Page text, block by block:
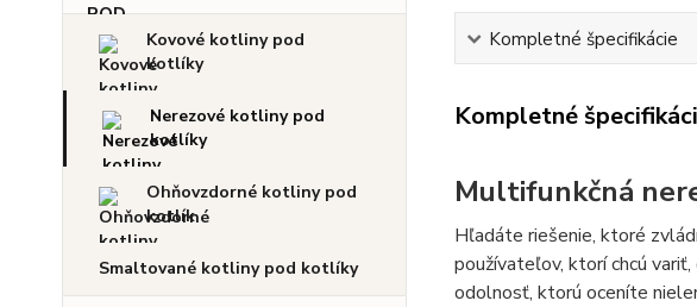
Kovové kotliny pod
kotlíky
Nerezové kotliny pod
kotlíky
Ohňovzdorné kotliny pod
kotlík
Smaltované kotliny pod kotlíky
Kompletné špecifikácie
Kompletné
Multifunkčná
Hľadáte riešenie, ktoré
používateľov, ktorí chcú
odolnosť, ktorú oceníte